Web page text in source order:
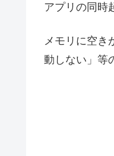
アプリの同時
メモリに空き
動しない」等